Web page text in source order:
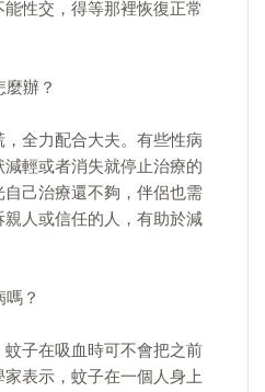
性交，得等那裡恢復正常
辦？
全力配合大夫。有些性病
輕或者消失就停止治療的
己治療還不夠，伴侶也需
人或信任的人，有助於減
？
子在吸血時可不會把之前
表示，蚊子在一個人身上